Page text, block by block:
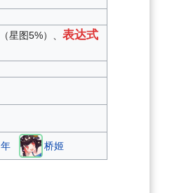
（星图5%）、 表达式
年 桥姬